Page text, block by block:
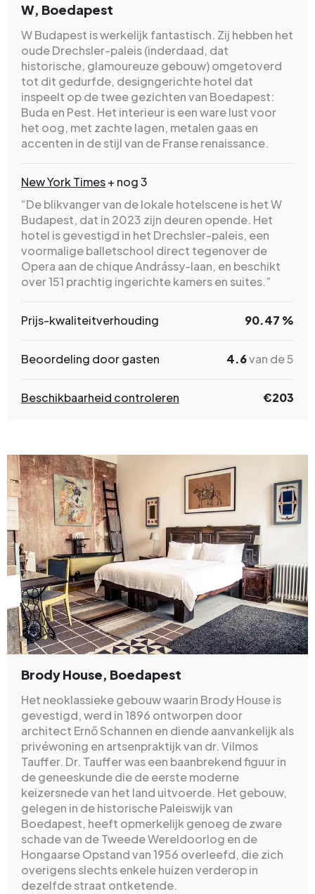
W, Boedapest
W Budapest is werkelijk fantastisch. Zij hebben het
oude Drechsler-paleis (inderdaad, dat
historische, glamoureuze gebouw) omgetoverd
tot dit gedurfde, designgerichte hotel dat
inspeelt op de twee gezichten van Boedapest:
Buda en Pest. Het interieur is een ware lust voor
het oog, met zachte lagen, metalen gaas en
accenten in de stijl van de Franse renaissance.
New York Times+ nog 3
“De blikvanger van de lokale hotelscene is het W
Budapest, dat in 2023 zijn deuren opende. Het
hotel is gevestigd in het Drechsler-paleis, een
voormalige balletschool direct tegenover de
Opera aan de chique Andrássy-laan, en beschikt
over 151 prachtig ingerichte kamers en suites.”
Prijs-kwaliteitverhouding 90.47 %
Beoordeling door gasten 4.6van de 5
Beschikbaarheid controleren €203
Brody House, Boedapest
Het neoklassieke gebouw waarin Brody House is
gevestigd, werd in 1896 ontworpen door
architect Ernő Schannen en diende aanvankelijk als
privéwoning en artsenpraktijk van dr. Vilmos
Tauffer. Dr. Tauffer was een baanbrekend figuur in
de geneeskunde die de eerste moderne
keizersnede van het land uitvoerde. Het gebouw,
gelegen in de historische Paleiswijk van
Boedapest, heeft opmerkelijk genoeg de zware
schade van de Tweede Wereldoorlog en de
Hongaarse Opstand van 1956 overleefd, die zich
overigens slechts enkele huizen verderop in
dezelfde straat ontketende.